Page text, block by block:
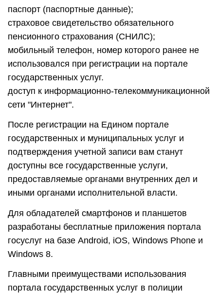
паспорт (паспортные данные);
страховое свидетельство обязательного
пенсионного страхования (СНИЛС);
мобильный телефон, номер которого ранее не
использовался при регистрации на портале
государственных услуг.
доступ к информационно-телекоммуникационной
сети "Интернет".
После регистрации на Едином портале
государственных и муниципальных услуг и
подтверждения учетной записи вам станут
доступны все государственные услуги,
предоставляемые органами внутренних дел и
иными органами исполнительной власти.
Для обладателей смартфонов и планшетов
разработаны бесплатные приложения портала
госуслуг на базе Android, iOS, Windows Phone и
Windows 8.
Главными преимуществами использования
портала государственных услуг в полиции